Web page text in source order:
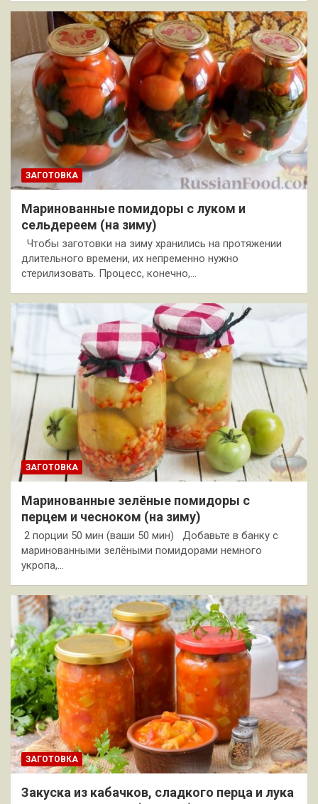
ЗАГОТОВКА
Маринованные помидоры с луком и
сельдереем (на зиму)
Чтобы заготовки на зиму хранились на протяжении
длительного времени, их непременно нужно
стерилизовать. Процесс, конечно,…
ЗАГОТОВКА
Маринованные зелёные помидоры с
перцем и чесноком (на зиму)
2 порции 50 мин (ваши 50 мин) Добавьте в банку с
маринованными зелёными помидорами немного
укропа,…
ЗАГОТОВКА
Закуска из кабачков, сладкого перца и лука